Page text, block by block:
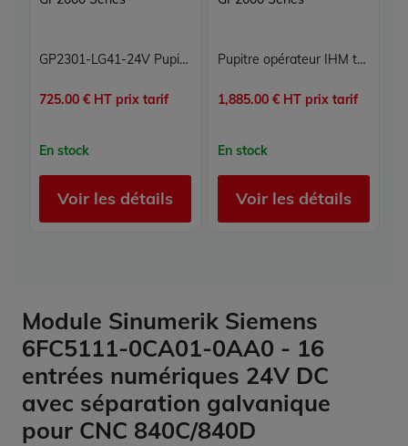
GP2301-LG41-24V Pupitre opérateur GP2000 Series Proface
725.00 € HT prix tarif
En stock
Voir les détails
Pupitre opérateur IHM tactile Proface GP2500-TC41-24V - GP2000 Series - Écran 10.4" TFT couleur - 24VDC - Ethernet - Industrie
1,885.00 € HT prix tarif
En stock
Voir les détails
Module Sinumerik Siemens
6FC5111-0CA01-0AA0 - 16
entrées numériques 24V DC
avec séparation galvanique
pour CNC 840C/840D